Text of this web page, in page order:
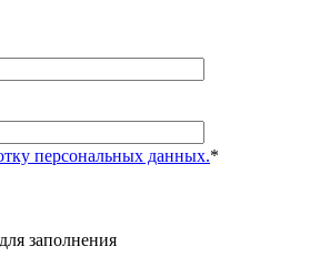
персональных данных.*
заполнения